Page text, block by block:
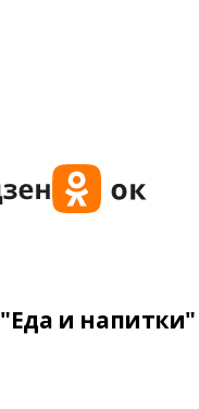
и напитки"